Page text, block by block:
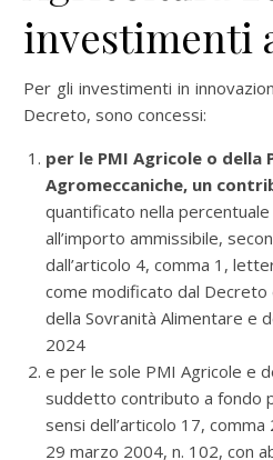
investimenti
Per gli investimenti in
Decreto, sono concessi:
per le PMI Agricole o della
Agromeccaniche, un
quantificato nella
all’importo ammissibile,
dall’articolo 4, comma 1,
come modificato dal
della Sovranità Alimentare e
2024
e per le sole PMI Agricole e
suddetto contributo a fondo
sensi dell’articolo 17,
29 marzo 2004, n. 102, con